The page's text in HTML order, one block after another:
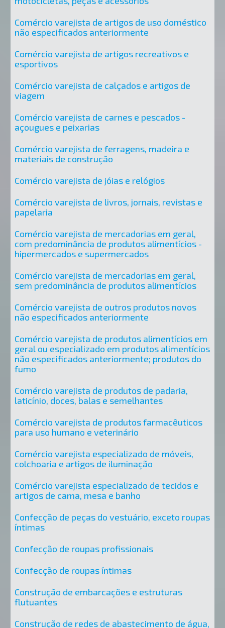
Comércio varejista de artigos de uso doméstico
não especificados anteriormente
Comércio varejista de artigos recreativos e
esportivos
Comércio varejista de calçados e artigos de
viagem
Comércio varejista de carnes e pescados -
açougues e peixarias
Comércio varejista de ferragens, madeira e
materiais de construção
Comércio varejista de jóias e relógios
Comércio varejista de livros, jornais, revistas e
papelaria
Comércio varejista de mercadorias em geral,
com predominância de produtos alimentícios -
hipermercados e supermercados
Comércio varejista de mercadorias em geral,
sem predominância de produtos alimentícios
Comércio varejista de outros produtos novos
não especificados anteriormente
Comércio varejista de produtos alimentícios em
geral ou especializado em produtos alimentícios
não especificados anteriormente; produtos do
fumo
Comércio varejista de produtos de padaria,
laticínio, doces, balas e semelhantes
Comércio varejista de produtos farmacêuticos
para uso humano e veterinário
Comércio varejista especializado de móveis,
colchoaria e artigos de iluminação
Comércio varejista especializado de tecidos e
artigos de cama, mesa e banho
Confecção de peças do vestuário, exceto roupas
íntimas
Confecção de roupas profissionais
Confecção de roupas íntimas
Construção de embarcações e estruturas
flutuantes
Construção de redes de abastecimento de água,